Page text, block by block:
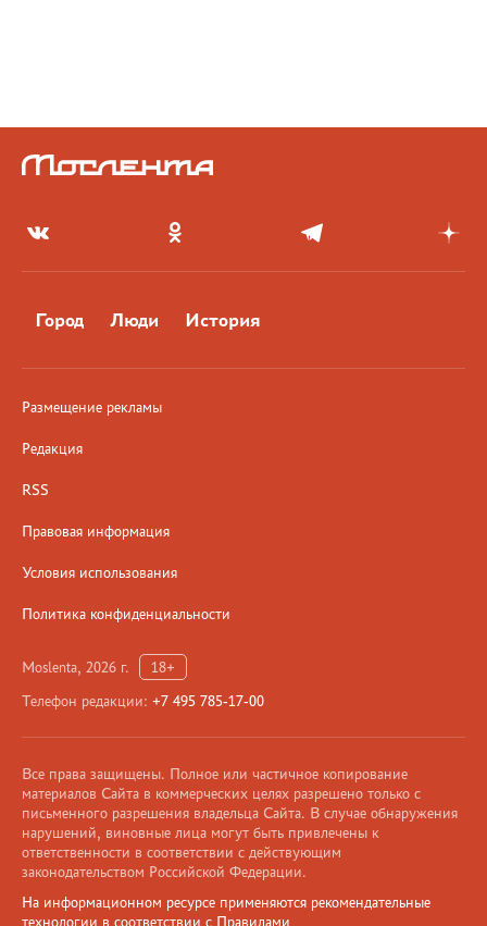
Город Люди История
Размещение рекламы
Редакция
RSS
Правовая информация
Условия использования
Политика конфиденциальности
Moslenta, 2026 г.
18+
Телефон редакции: +7 495 785-17-00
Все права защищены. Полное или частичное копирование
материалов Сайта в коммерческих целях разрешено только с
письменного разрешения владельца Сайта. В случае обнаружения
нарушений, виновные лица могут быть привлечены к
ответственности в соответствии с действующим
законодательством Российской Федерации.
На информационном ресурсе применяются рекомендательные
технологии в соответствии с Правилами